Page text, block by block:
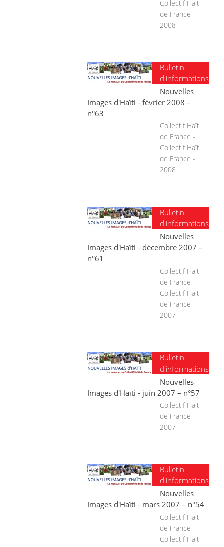
Collectif Haïti
de France -
2008
Bulletin
d'informations
Nouvelles
Images d'Haïti - février 2008 –
n°63
Collectif Haïti
de France -
Collectif Haïti
de France -
2008
Bulletin
d'informations
Nouvelles
Images d'Haïti - décembre 2007 –
n°61
Collectif Haïti
de France -
Collectif Haïti
de France -
2007
Bulletin
d'informations
Nouvelles
Images d'Haïti - juin 2007 – n°57
Collectif Haïti
de France -
2007
Bulletin
d'informations
Nouvelles
Images d'Haïti - mars 2007 – n°54
Collectif Haïti
de France -
Collectif Haïti